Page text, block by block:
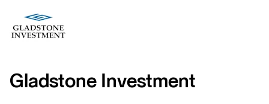
Gladstone Investment